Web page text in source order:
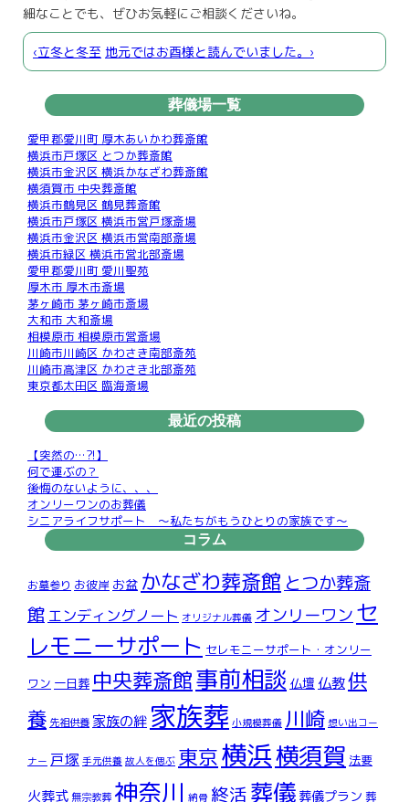
細なことでも、ぜひお気軽にご相談くださいね。
‹立冬と冬至 地元ではお酉様と読んでいました。›
葬儀場一覧
愛甲郡愛川町 厚木あいかわ葬斎館
横浜市戸塚区 とつか葬斎館
横浜市金沢区 横浜かなざわ葬斎館
横須賀市 中央葬斎館
横浜市鶴見区 鶴見葬斎館
横浜市戸塚区 横浜市営戸塚斎場
横浜市金沢区 横浜市営南部斎場
横浜市緑区 横浜市営北部斎場
愛甲郡愛川町 愛川聖苑
厚木市 厚木市斎場
茅ヶ崎市 茅ヶ崎市斎場
大和市 大和斎場
相模原市 相模原市営斎場
川崎市川崎区 かわさき南部斎苑
川崎市高津区 かわさき北部斎苑
東京都太田区 臨海斎場
最近の投稿
【突然の…?!】
何で運ぶの？
後悔のないように、、、
オンリーワンのお葬儀
シニアライフサポート ～私たちがもうひとりの家族です～
コラム
お墓参り お彼岸 お盆 かなざわ葬斎館 とつか葬斎
館 エンディングノート オリジナル葬儀 オンリーワン セ
レモニーサポート セレモニーサポート・オンリー
ワン 一日葬 中央葬斎館事前相談 仏壇 仏教供
養 先祖供養 家族の絆 家族葬 小規模葬儀 川崎 想い出コー
ナー 戸塚 手元供養 故人を偲ぶ 東京横浜横須賀 法要
火葬式無宗教葬 神奈川 納骨 終活葬儀 葬儀プラン 葬